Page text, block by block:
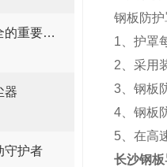
导轨防护罩：保障生产安全的重要工具
器
守护者
钢板防
1、护罩
2、采用
3、钢板
4、钢板
5、在高
长沙钢